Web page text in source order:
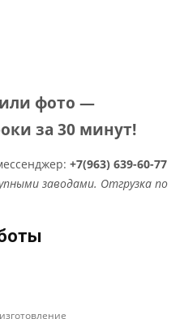
фото —
за 30 минут!
+7(963) 639-60-77
заводами. Отгрузка по